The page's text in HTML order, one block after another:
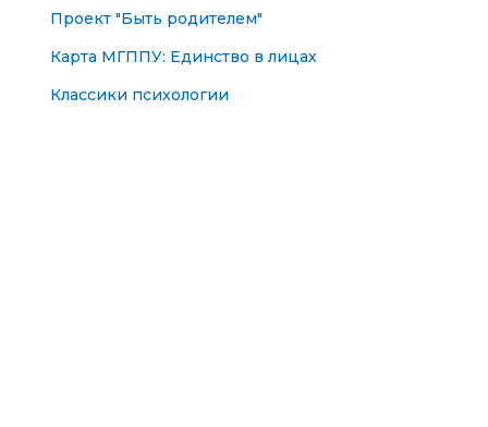
Проект "Быть родителем"
Карта МГППУ: Единство в лицах
Классики психологии